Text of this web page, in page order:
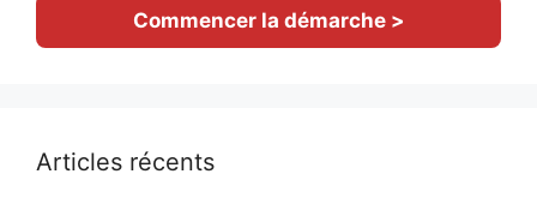
Commencer la démarche >
Articles récents